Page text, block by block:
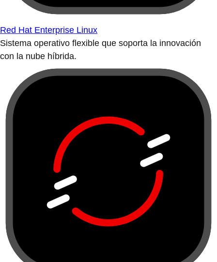
Red Hat Enterprise Linux
Sistema operativo flexible que soporta la innovación
con la nube híbrida.